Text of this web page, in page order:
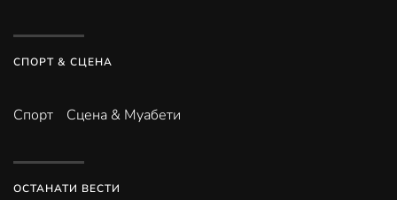
СПОРТ & СЦЕНА
Спорт Сцена & Муабети
ОСТАНАТИ ВЕСТИ